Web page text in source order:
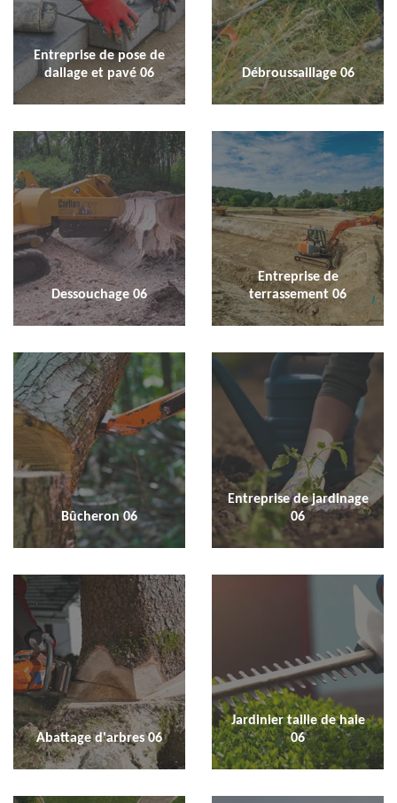
Entreprise de pose de
dallage et pavé 06
Débroussaillage 06
Dessouchage 06
Entreprise de
terrassement 06
Bûcheron 06
Entreprise de jardinage
06
Abattage d'arbres 06
Jardinier taille de haie
06